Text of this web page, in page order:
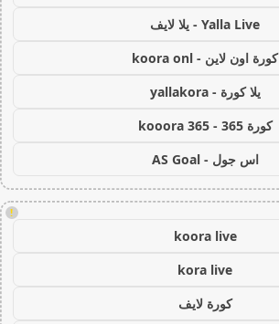
Yalla Live - يلا لايف
كورة اون لاين - koora onl
يلا كورة - yallakora
كورة 365 - kooora 365
اس جول - AS Goal
!
koora live
kora live
كورة لايف